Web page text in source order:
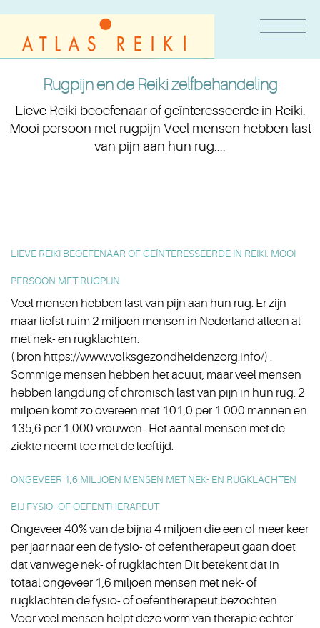
Rugpijn en de Reiki zelfbehandeling
Lieve Reiki beoefenaar of geïnteresseerde in Reiki.
Mooi persoon met rugpijn Veel mensen hebben last
van pijn aan hun rug....
LIEVE REIKI BEOEFENAAR OF GEÏNTERESSEERDE IN REIKI. MOOI
PERSOON MET RUGPIJN
Veel mensen hebben last van pijn aan hun rug. Er zijn
maar liefst ruim 2 miljoen mensen in Nederland alleen al
met nek- en rugklachten.
( bron https://www.volksgezondheidenzorg.info/) .
Sommige mensen hebben het acuut, maar veel mensen
hebben langdurig of chronisch last van pijn in hun rug. 2
miljoen komt zo overeen met 101,0 per 1.000 mannen en
135,6 per 1.000 vrouwen. Het aantal mensen met de
ziekte neemt toe met de leeftijd.
ONGEVEER 1,6 MILJOEN MENSEN MET NEK- EN RUGKLACHTEN
BIJ FYSIO- OF OEFENTHERAPEUT
Ongeveer 40% van de bijna 4 miljoen die een of meer keer
per jaar naar een de fysio- of oefentherapeut gaan doet
dat vanwege nek- of rugklachten Dit betekent dat in
totaal ongeveer 1,6 miljoen mensen met nek- of
rugklachten de fysio- of oefentherapeut bezochten.
Voor veel mensen helpt deze vorm van therapie echter